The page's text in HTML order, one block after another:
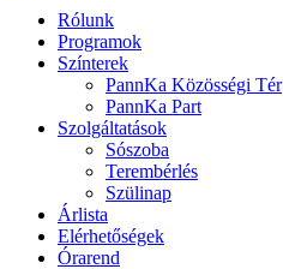
Rólunk
Programok
Színterek
PannKa Közösségi Tér
PannKa Part
Szolgáltatások
Sószoba
Terembérlés
Szülinap
Árlista
Elérhetőségek
Órarend